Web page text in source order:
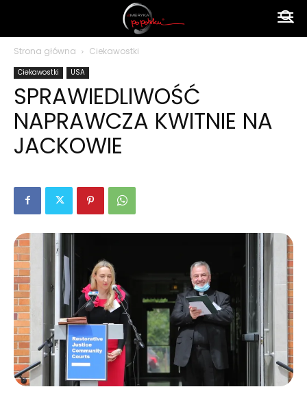
polsku
Strona główna Ciekawostki
Ciekawostki USA
SPRAWIEDLIWOŚĆ
NAPRAWCZA KWITNIE NA
JACKOWIE